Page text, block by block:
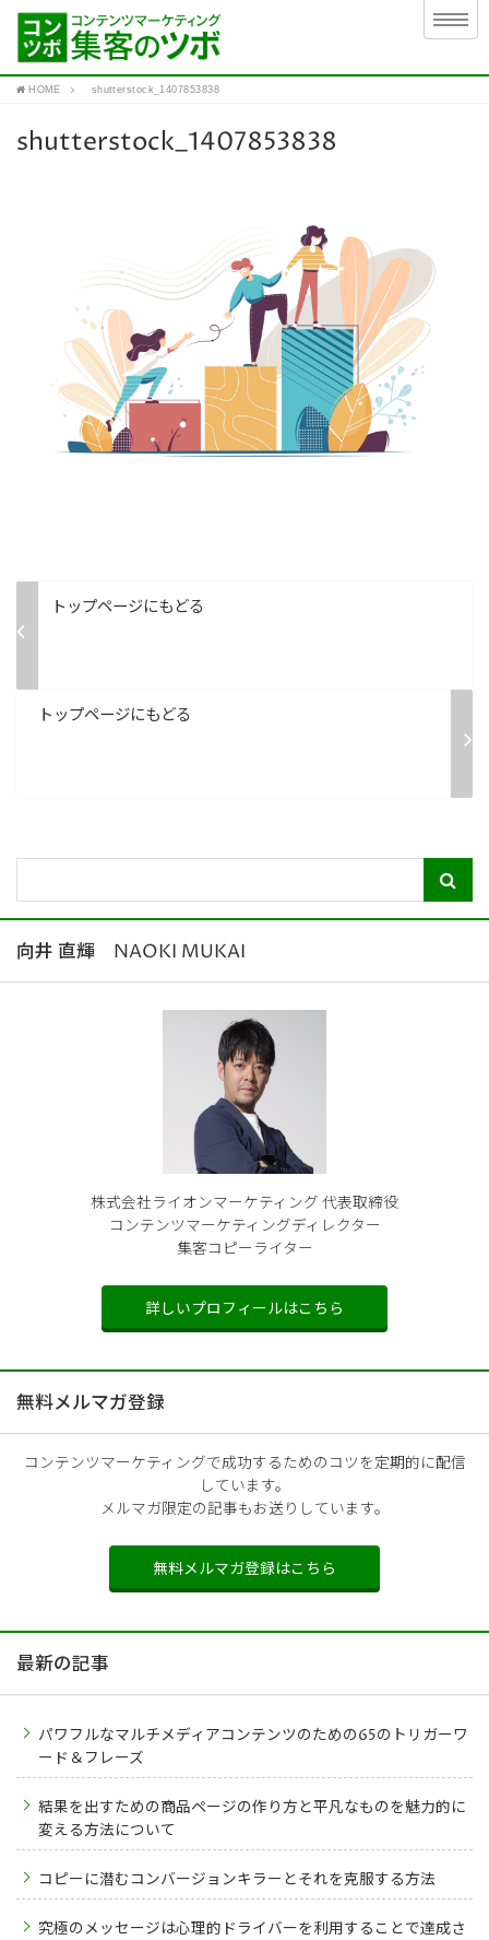
HOME shutterstock_1407853838
shutterstock_1407853838
トップページにもどる
トップページにもどる
向井 直輝 NAOKI MUKAI
株式会社ライオンマーケティング 代表取締役
コンテンツマーケティングディレクター
集客コピーライター
詳しいプロフィールはこちら
無料メルマガ登録
コンテンツマーケティングで成功するためのコツを定期的に配信
しています。
メルマガ限定の記事もお送りしています。
無料メルマガ登録はこちら
最新の記事
パワフルなマルチメディアコンテンツのための65のトリガーワ
ード＆フレーズ
結果を出すための商品ページの作り方と平凡なものを魅力的に
変える方法について
コピーに潜むコンバージョンキラーとそれを克服する方法
究極のメッセージは心理的ドライバーを利用することで達成さ